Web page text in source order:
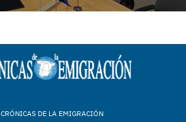
CRÓNICAS DE LA EMIGRACIÓN